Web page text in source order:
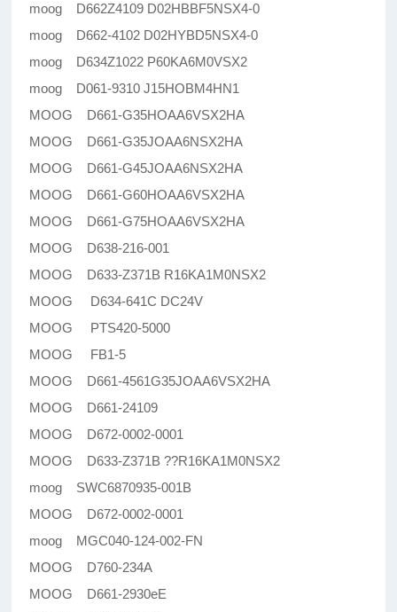
moog D662Z4109 D02HBBF5NSX4-0
moog D662-4102 D02HYBD5NSX4-0
moog D634Z1022 P60KA6M0VSX2
moog D061-9310 J15HOBM4HN1
MOOG D661-G35HOAA6VSX2HA
MOOG D661-G35JOAA6NSX2HA
MOOG D661-G45JOAA6NSX2HA
MOOG D661-G60HOAA6VSX2HA
MOOG D661-G75HOAA6VSX2HA
MOOG D638-216-001
MOOG D633-Z371B R16KA1M0NSX2
MOOG D634-641C DC24V
MOOG PTS420-5000
MOOG FB1-5
MOOG D661-4561G35JOAA6VSX2HA
MOOG D661-24109
MOOG D672-0002-0001
MOOG D633-Z371B ??R16KA1M0NSX2
moog SWC6870935-001B
MOOG D672-0002-0001
moog MGC040-124-002-FN
MOOG D760-234A
MOOG D661-2930eE